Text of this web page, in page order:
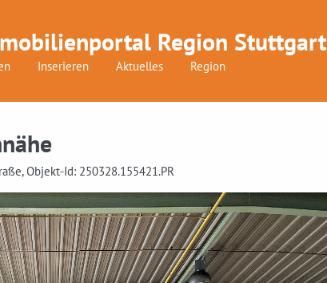
Region Stuttgart
Inserieren Aktuelles Region
Objekt-Id: 250328.155421.PR